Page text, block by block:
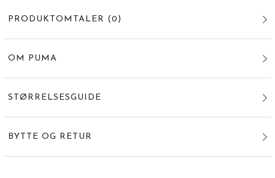
PRODUKTOMTALER (0 )
OM PUMA
STØRRELSESGUIDE
BYTTE OG RETUR